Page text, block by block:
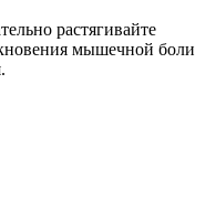
растягивайте
мышечной боли